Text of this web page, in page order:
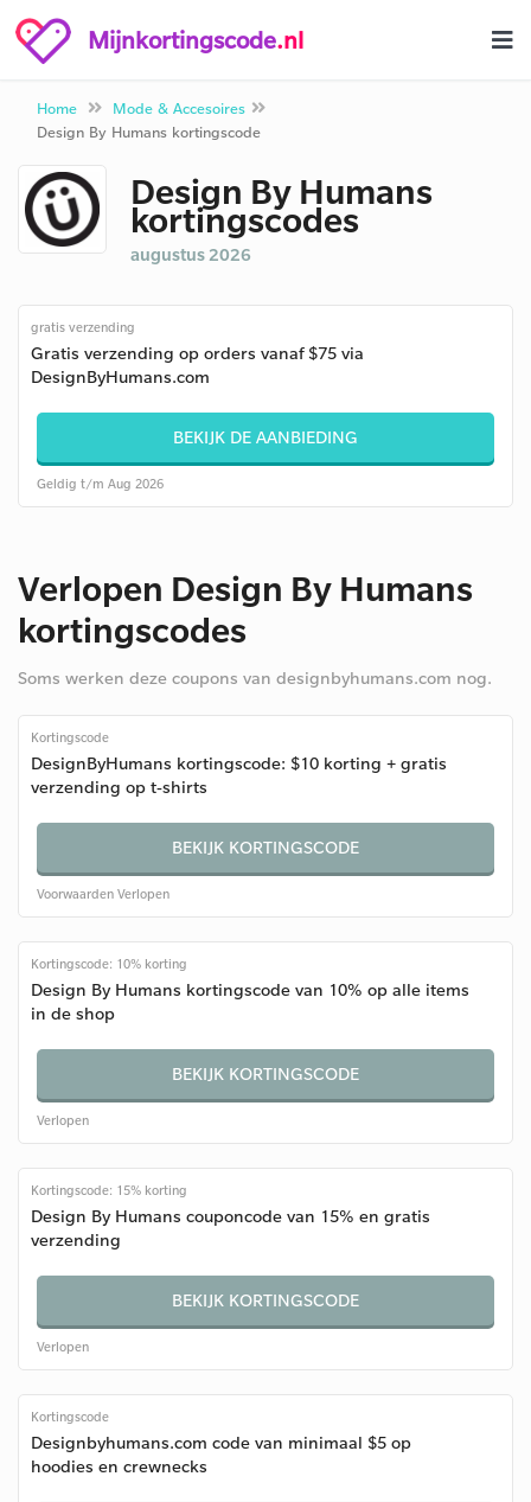
Mijnkortingscode.nl
Home
Mode & Accesoires
Design By Humans kortingscode
Design By Humans
kortingscodes
augustus 2026
gratis verzending
Gratis verzending op orders vanaf $75 via
DesignByHumans.com
BEKIJK DE AANBIEDING
Geldig t/m Aug 2026
Verlopen Design By Humans
kortingscodes
Soms werken deze coupons van designbyhumans.com nog.
Kortingscode
DesignByHumans kortingscode: $10 korting + gratis
verzending op t-shirts
BEKIJK KORTINGSCODE
Voorwaarden Verlopen
Kortingscode: 10% korting
Design By Humans kortingscode van 10% op alle items
in de shop
BEKIJK KORTINGSCODE
Verlopen
Kortingscode: 15% korting
Design By Humans couponcode van 15% en gratis
verzending
BEKIJK KORTINGSCODE
Verlopen
Kortingscode
Designbyhumans.com code van minimaal $5 op
hoodies en crewnecks